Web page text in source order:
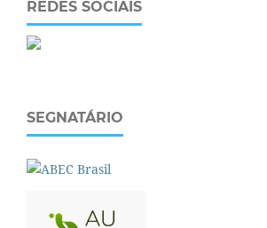
REDES SOCIAIS
SEGNATÁRIO